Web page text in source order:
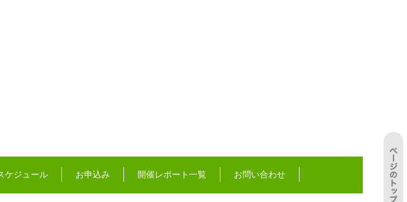
ケジュール お申込み 開催レポート一覧 お問い合わせ